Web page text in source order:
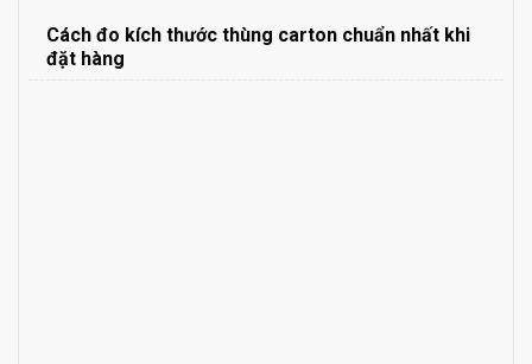
Cách đo kích thước thùng carton chuẩn nhất khi
đặt hàng